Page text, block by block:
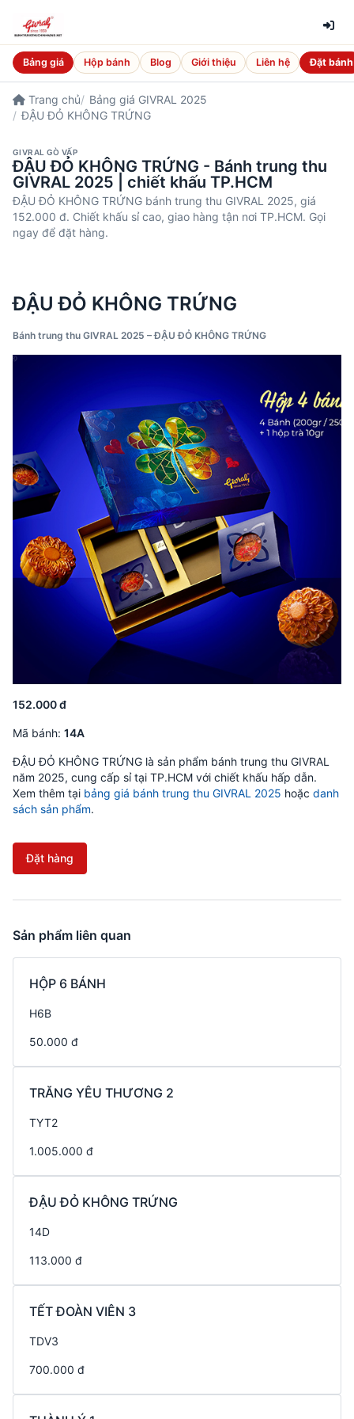
Bảng giá Hộp bánh Blog Giới thiệu Liên hệ Đặt bánh
Trang chủ
Bảng giá GIVRAL 2025
ĐẬU ĐỎ KHÔNG TRỨNG
GIVRAL GÒ VẤP
ĐẬU ĐỎ KHÔNG TRỨNG - Bánh trung thu
GIVRAL 2025 | chiết khấu TP.HCM
ĐẬU ĐỎ KHÔNG TRỨNG bánh trung thu GIVRAL 2025, giá
152.000 đ. Chiết khấu sỉ cao, giao hàng tận nơi TP.HCM. Gọi
ngay để đặt hàng.
ĐẬU ĐỎ KHÔNG TRỨNG
Bánh trung thu GIVRAL 2025 – ĐẬU ĐỎ KHÔNG TRỨNG
152.000 đ
Mã bánh: 14A
ĐẬU ĐỎ KHÔNG TRỨNG là sản phẩm bánh trung thu GIVRAL
năm 2025, cung cấp sỉ tại TP.HCM với chiết khấu hấp dẫn.
Xem thêm tại bảng giá bánh trung thu GIVRAL 2025 hoặc danh
sách sản phẩm.
Đặt hàng
Sản phẩm liên quan
HỘP 6 BÁNH
H6B
50.000 đ
TRĂNG YÊU THƯƠNG 2
TYT2
1.005.000 đ
ĐẬU ĐỎ KHÔNG TRỨNG
14D
113.000 đ
TẾT ĐOÀN VIÊN 3
TDV3
700.000 đ